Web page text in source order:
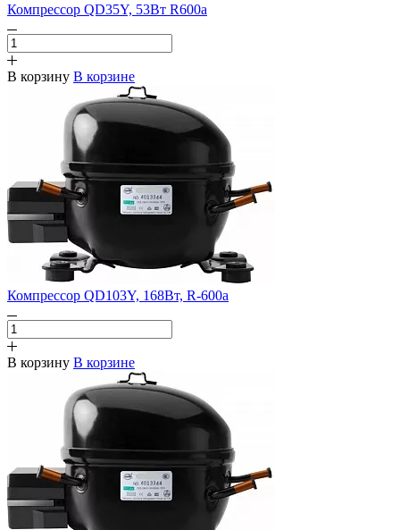
Компрессор QD35Y, 53Вт R600a
В корзину В корзине
Компрессор QD103Y, 168Вт, R-600a
В корзину В корзине